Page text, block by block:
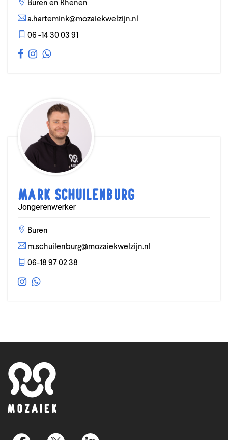
Buren en Rhenen
a.hartemink@mozaiekwelzijn.nl
06 -14 30 03 91
Mark Schuilenburg
Jongerenwerker
Buren
m.schuilenburg@mozaiekwelzijn.nl
06-18 97 02 38